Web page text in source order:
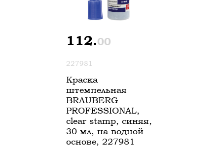
112.00
227981
Краска
штемпельная
BRAUBERG
PROFESSIONAL,
clear stamp, синяя,
30 мл, на водной
основе, 227981